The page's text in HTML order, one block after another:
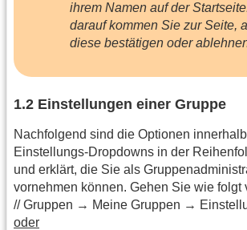
ihrem Namen auf der
darauf kommen Sie zur Seite,
diese bestätigen oder
1.2 Einstellungen einer Gruppe
Nachfolgend sind die Optionen
Einstellungs-Dropdowns in der
und erklärt, die Sie als
vornehmen können. Gehen Sie wie folgt
// Gruppen → Meine Gruppen →
oder